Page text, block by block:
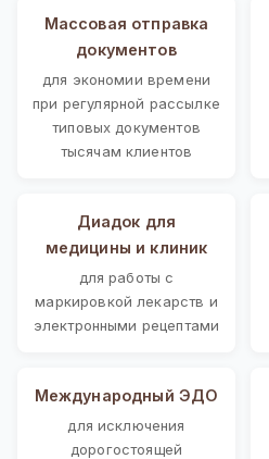
Массовая отправка
документов
для экономии времени
при регулярной рассылке
типовых документов
тысячам клиентов
Диадок для
медицины и клиник
для работы с
маркировкой лекарств и
электронными рецептами
Международный ЭДО
для исключения
дорогостоящей